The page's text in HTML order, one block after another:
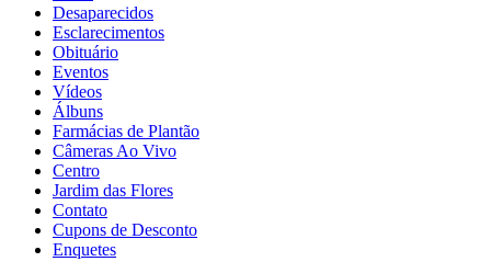
Desaparecidos
Esclarecimentos
Obituário
Eventos
Vídeos
Álbuns
Farmácias de Plantão
Câmeras Ao Vivo
Centro
Jardim das Flores
Contato
Cupons de Desconto
Enquetes